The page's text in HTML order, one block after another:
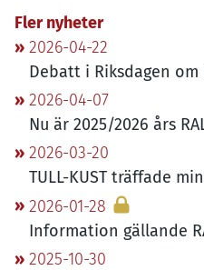
Fler nyheter
2026-04-22
Debatt i Riksdagen
2026-04-07
Nu är 2025/2026 års
2026-03-20
TULL-KUST träffade
2026-01-28
Information gällande
2025-10-30